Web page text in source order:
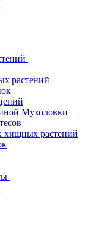
растений
Мухоловки
хищных растений